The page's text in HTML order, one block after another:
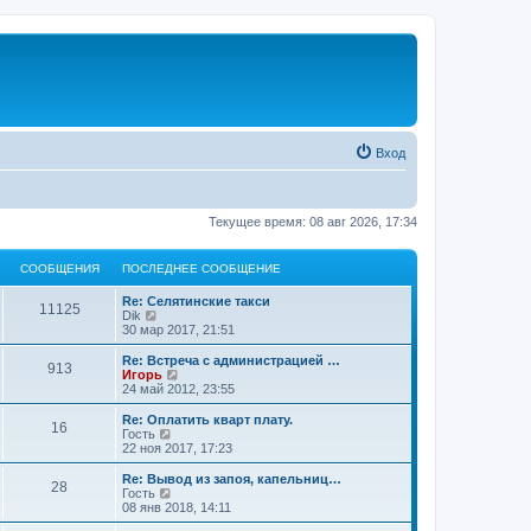
Вход
Текущее время: 08 авг 2026, 17:34
СООБЩЕНИЯ ПОСЛЕДНЕЕ СООБЩЕНИЕ
11125
Re: Селятинские такси
Dik
е
р
е
т
п
о
с
е
д
н
е
30 мар 2017, 21:51
913
Re: Встреча с администрацией …
Игорь
е
р
е
т
п
о
с
24 май 2012, 23:55
16
Re: Оплатить кварт плату.
Гость
е
р
е
т
22 ноя 2017, 17:23
28
Re: Вывод из запоя, капельниц…
Гость
е
р
08 янв 2018, 14:11